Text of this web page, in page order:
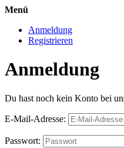
Menü
Anmeldung
Registrieren
Anmeldung
Du hast noch kein Konto bei
E-Mail-Adresse:
Passwort: